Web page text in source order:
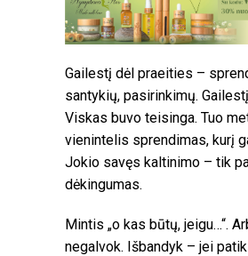
Gailestį dėl praeities –
santykių, pasirinkimų.
Viskas buvo teisinga. Tuo
vienintelis sprendimas, kurį
Jokio savęs kaltinimo – tik
dėkingumas.
Mintis „o kas būtų, jeigu…“.
negalvok. Išbandyk – jei